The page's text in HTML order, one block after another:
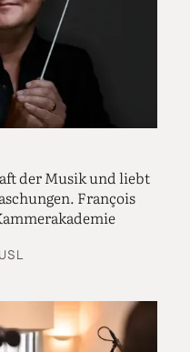
der Musik und liebt
François